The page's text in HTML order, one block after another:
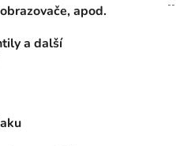
apod.
a další